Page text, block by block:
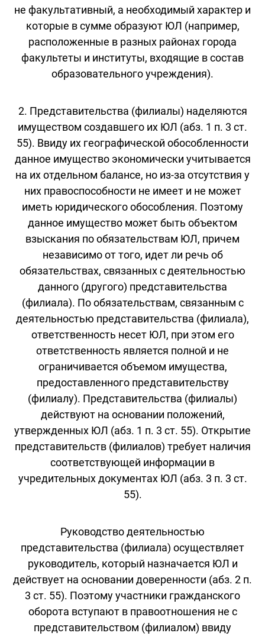
не факультативный, а необходимый характер и
которые в сумме образуют ЮЛ (например,
расположенные в разных районах города
факультеты и институты, входящие в состав
образовательного учреждения).
2. Представительства (филиалы) наделяются
имуществом создавшего их ЮЛ (абз. 1 п. 3 ст.
55). Ввиду их географической обособленности
данное имущество экономически учитывается
на их отдельном балансе, но из-за отсутствия у
них правоспособности не имеет и не может
иметь юридического обособления. Поэтому
данное имущество может быть объектом
взыскания по обязательствам ЮЛ, причем
независимо от того, идет ли речь об
обязательствах, связанных с деятельностью
данного (другого) представительства
(филиала). По обязательствам, связанным с
деятельностью представительства (филиала),
ответственность несет ЮЛ, при этом его
ответственность является полной и не
ограничивается объемом имущества,
предоставленного представительству
(филиалу). Представительства (филиалы)
действуют на основании положений,
утвержденных ЮЛ (абз. 1 п. 3 ст. 55). Открытие
представительств (филиалов) требует наличия
соответствующей информации в
учредительных документах ЮЛ (абз. 3 п. 3 ст.
55).
Руководство деятельностью
представительства (филиала) осуществляет
руководитель, который назначается ЮЛ и
действует на основании доверенности (абз. 2 п.
3 ст. 55). Поэтому участники гражданского
оборота вступают в правоотношения не с
представительством (филиалом) ввиду